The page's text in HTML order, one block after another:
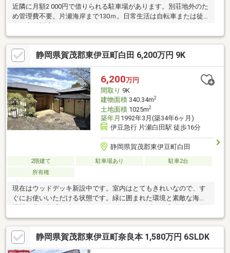
近隣に月額2 000円で借りられる駐車場があります。別荘地外のた
め管理費不要。片瀬海岸まで130ｍ。日常生活は自転車または徒
静岡県賀茂郡東伊豆町白田 6,200万円 9K
6,200万円
間取り 9K
建物面積340.34m2
土地面積1025m2
築年月 1992年3月(築34年6ヶ月)
伊豆急行 片瀬白田駅 徒歩16分
静岡県賀茂郡東伊豆町白田
2階建て 駐車場あり
駐車2台
所有権
現在はウッドデッキ新設中です。室内はとてもきれいなので、す
ぐにお使いいただける状態です。緑に囲まれた環境と素敵な海の
下さい。
静岡県賀茂郡東伊豆町奈良本 1,580万円 6SLDK